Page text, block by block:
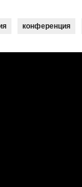
конференция